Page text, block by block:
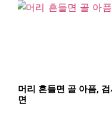
머리 흔들면 골 아픔,
면